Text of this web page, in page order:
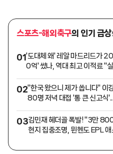
스포츠-해외축구의 인기 급
01'도대체 왜' 레알 마드리드가
0억' 썼나, 역대 최고 이적료 "
02"한국 왔으니 제가 쏩니다" 이
80명 저녁 대접 '통 큰 신고식
03김민재 헤더골 폭발! "3만
현지 집중조명, 뮌헨도 EPL